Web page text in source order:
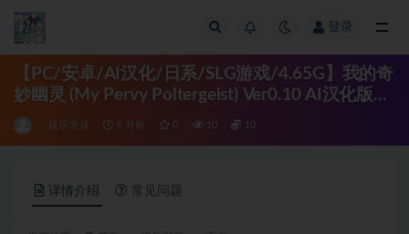
登录
【PC/安卓/AI汉化/日系/SLG游戏/4.65G】我的奇
妙幽灵 (My Pervy Poltergeist) Ver0.10 AI汉化版
+PC+安卓+日系SLG游戏+4.65G
娱乐游戏 5 月前 0 10 10
详情介绍 常见问题